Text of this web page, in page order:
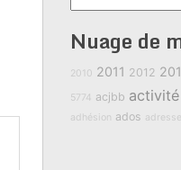
Nuage de
2010 2011 2012
5774 acjbb activité
adhésion ados adresse